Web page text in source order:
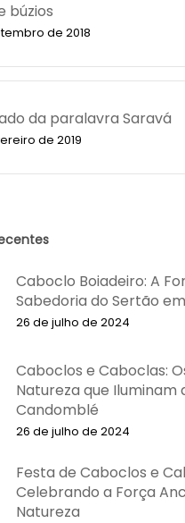
búzios
de 2018
da paralavra Saravá
de 2019
Caboclo Boiadeiro: A
Sabedoria do Sertão
26 de julho de 2024
Caboclos e Caboclas:
Natureza que Iluminam
Candomblé
26 de julho de 2024
Festa de Caboclos e
Celebrando a Força
Natureza